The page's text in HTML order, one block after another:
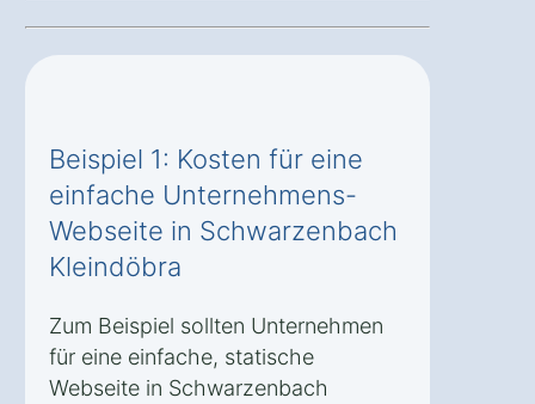
Beispiel 1: Kosten für eine
einfache Unternehmens-
Webseite in Schwarzenbach
Kleindöbra
Zum Beispiel sollten Unternehmen
für eine einfache, statische
Webseite in Schwarzenbach